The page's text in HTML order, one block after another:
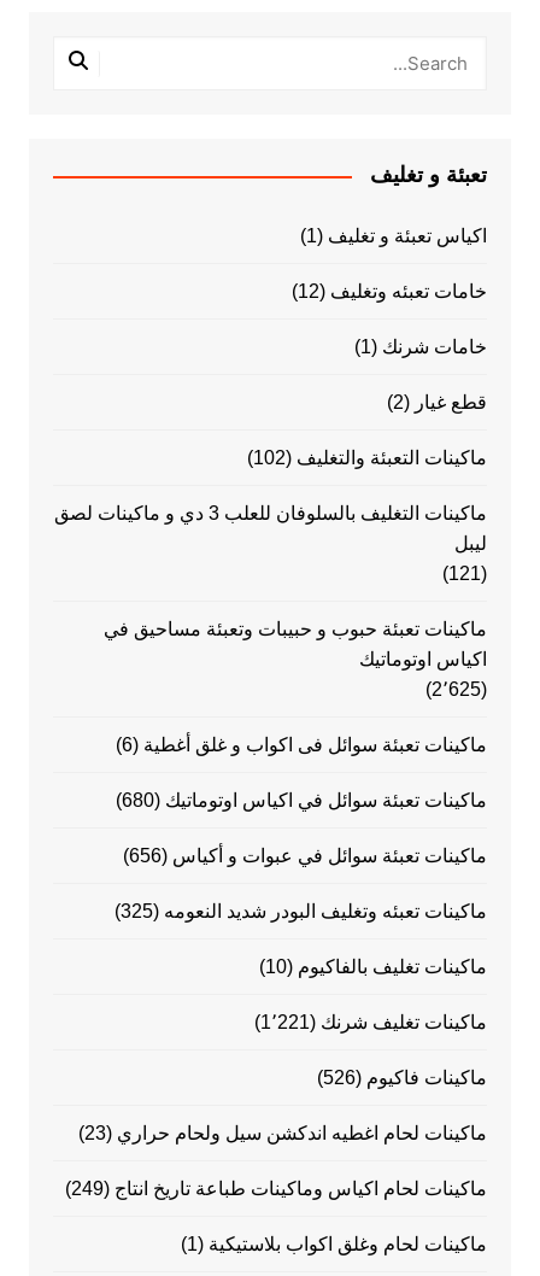
تعبئة و تغليف
اكياس تعبئة و تغليف (1)
خامات تعبئه وتغليف (12)
خامات شرنك (1)
قطع غيار (2)
ماكينات التعبئة والتغليف (102)
ماكينات التغليف بالسلوفان للعلب 3 دي و ماكينات لصق
ليبل
(121)
ماكينات تعبئة حبوب و حبيبات وتعبئة مساحيق في
اكياس اوتوماتيك
(2٬625)
ماكينات تعبئة سوائل فى اكواب و غلق أغطية (6)
ماكينات تعبئة سوائل في اكياس اوتوماتيك (680)
ماكينات تعبئة سوائل في عبوات و أكياس (656)
ماكينات تعبئه وتغليف البودر شديد النعومه (325)
ماكينات تغليف بالفاكيوم (10)
ماكينات تغليف شرنك (1٬221)
ماكينات فاكيوم (526)
ماكينات لحام اغطيه اندكشن سيل ولحام حراري (23)
ماكينات لحام اكياس وماكينات طباعة تاريخ انتاج (249)
ماكينات لحام وغلق اكواب بلاستيكية (1)